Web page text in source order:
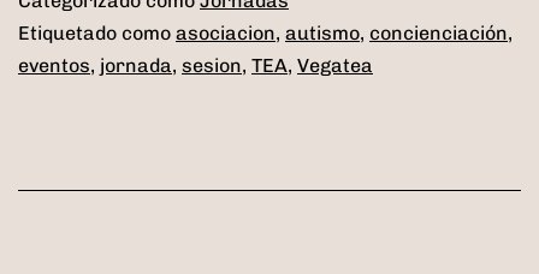
Autismo
Etiquetado como asociacion, autismo, concienciación,
eventos, jornada, sesion, TEA, Vegatea